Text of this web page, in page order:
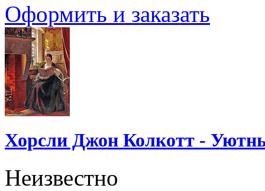
Оформить и заказать
Хорсли Джон Колкотт -
Неизвестно